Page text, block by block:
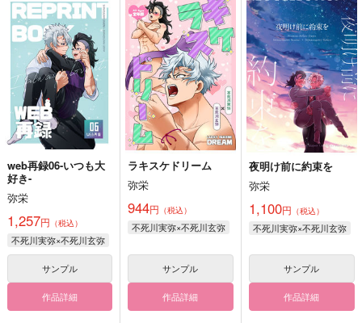
web再録06-いつも大
好き-
弥栄
1,257円 （税込）
不死川実弥×不死川玄弥
サンプル
作品詳細
ラキスケドリーム
弥栄
944円 （税込）
不死川実弥×不死川玄弥
サンプル
作品詳細
夜明け前に約束を
弥栄
1,100円 （税込）
不死川実弥×不死川玄弥
サンプル
作品詳細